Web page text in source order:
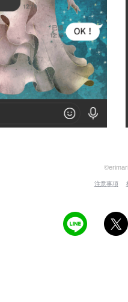
©erimari
注意事項